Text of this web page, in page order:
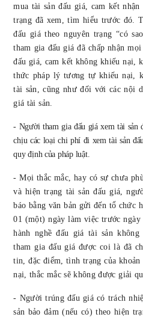
mua tài sản đấu giá, cam kết
trạng đã xem, tìm hiểu trước đó.
đấu giá theo nguyên trạng “có
tham gia đấu giá đã chấp nhận
đấu giá, cam kết không khiếu nại,
thức pháp lý tương tự khiếu nại,
tài sản, cũng như đối với các nội
giá tài sản.
- Người tham gia đấu giá xem tài sản
chịu các loại chi phí đi xem tài sản
quy định của pháp luật.
- Mọi thắc mắc, hay có sự chưa
và hiện trạng tài sản đấu giá,
báo bằng văn bản gửi đến tổ chức
01 (một) ngày làm việc trước
hành nghề đấu giá tài sản
tham gia đấu giá được coi là đã
tin, đặc điểm, tình trạng của
nại, thắc mắc sẽ không được giải
- Người trúng đấu giá có trách
sản bảo đảm (nếu có) theo hiện